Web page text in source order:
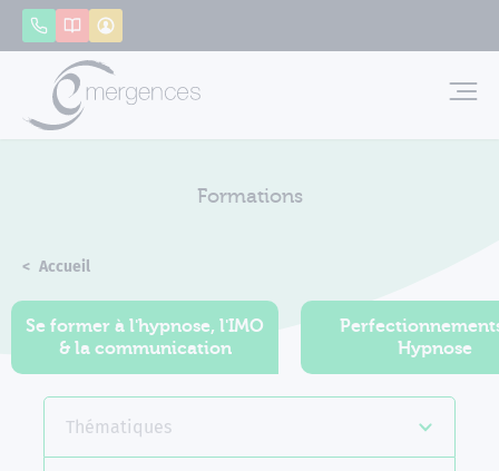
AppelerCatalogue
Formations
Accueil
Se former à l'hypnose, l'IMO
& la communication
Hypnose
Thématiques
Panneau de gestion des cookies